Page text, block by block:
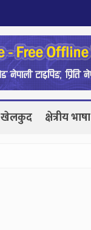
खेलकुद क्षेत्रीय भाषा